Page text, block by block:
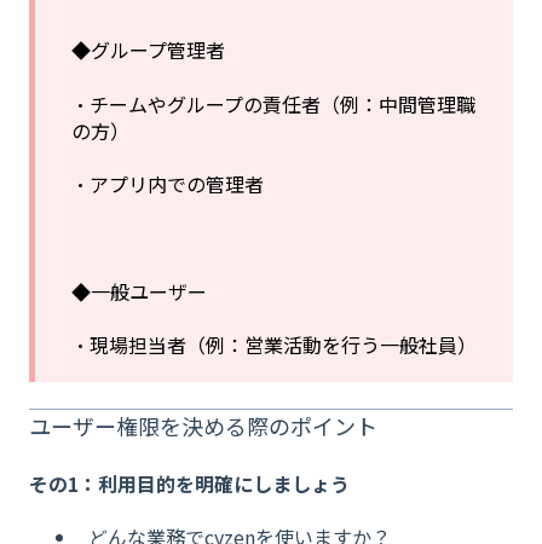
◆グループ管理者
・チームやグループの責任者（例：中間管理職
の方）
・アプリ内での管理者
◆一般ユーザー
・現場担当者（例：営業活動を行う一般社員）
ユーザー権限を決める際のポイント
その1：利用目的を明確にしましょう
どんな業務でcyzenを使いますか？